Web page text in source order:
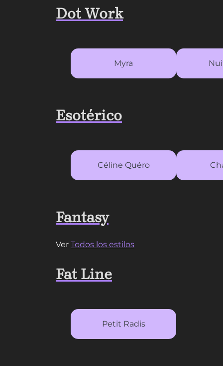
Dot Work
Myra
Esotérico
Céline Quéro
Fantasy
Ver Todos los estilos
Fat Line
Petit Radis